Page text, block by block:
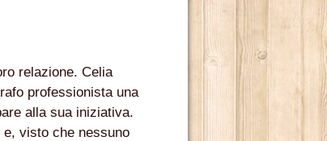
relazione. Celia
professionista una
alla sua iniziativa.
visto che nessuno